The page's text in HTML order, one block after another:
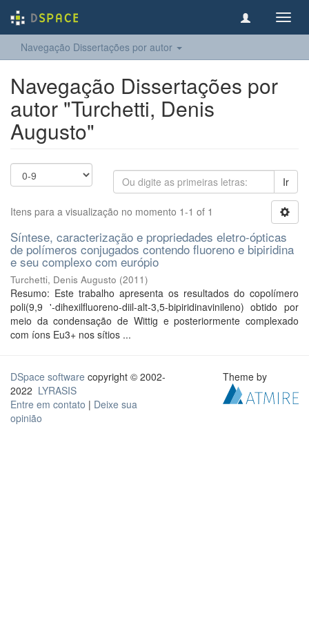
Navegação Dissertações por autor
Navegação Dissertações por
autor "Turchetti, Denis
Augusto"
Ir
Itens para a visualização no momento 1-1 of 1
Síntese, caracterização e propriedades eletro-ópticas
de polímeros conjugados contendo fluoreno e bipiridina
e seu complexo com európio
Turchetti, Denis Augusto (2011)
Resumo: Este trabalho apresenta os resultados do copolímero
poli(9,9 '-dihexilfluoreno-diil-alt-3,5-bipiridinavinileno) obtido por
meio da condensação de Wittig e posteriormente complexado
com íons Eu3+ nos sítios ...
DSpace software copyright © 2002-
2022 LYRASIS
Entre em contato | Deixe sua
opinião
Theme by